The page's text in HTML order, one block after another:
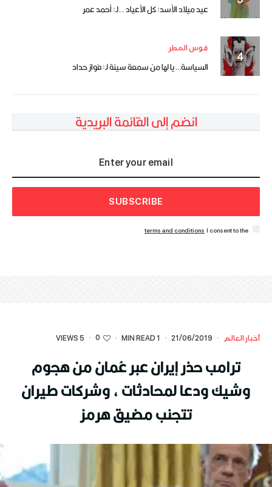
عيد ميلاد الأسد: كل الأعياد ..لـ: أحمد عمر
قوس المطر
السياسة… يا لها من سمعة سيئة لـ: فواز حداد
انضم إلى القائمة البريدية
SUBSCRIBE
I consent to the
terms and conditions
أخبار العالم ·
21/06/2019
·
1 MIN READ
·
0
·
5 VIEWS
ترامب حذر إيران عبر عُمان من هجوم
وشيك ودعا لمحادثات ، وشركات طيران
تتجنب مضيق هرمز